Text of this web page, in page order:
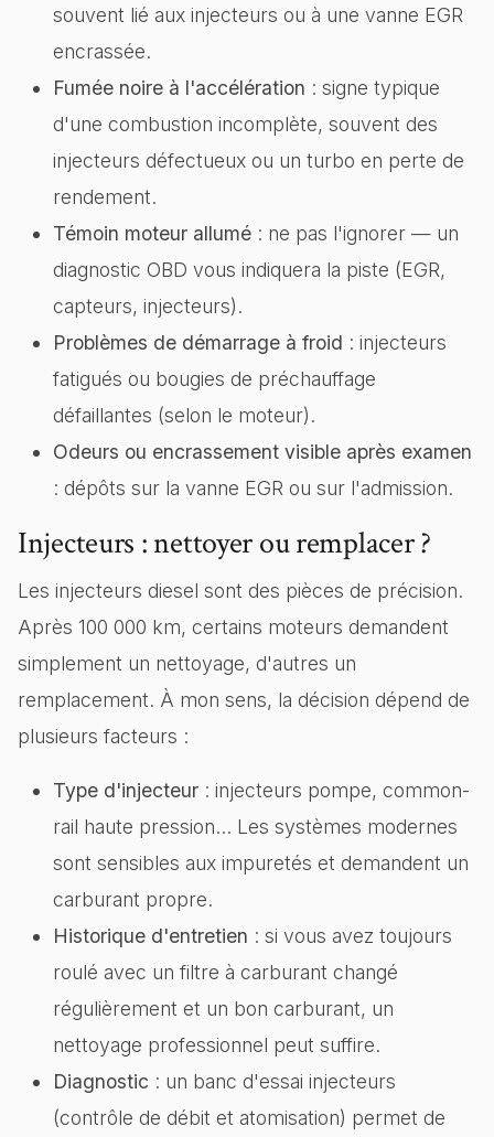
souvent lié aux injecteurs ou à une vanne EGR
encrassée.
Fumée noire à l'accélération : signe typique
d'une combustion incomplète, souvent des
injecteurs défectueux ou un turbo en perte de
rendement.
Témoin moteur allumé : ne pas l'ignorer — un
diagnostic OBD vous indiquera la piste (EGR,
capteurs, injecteurs).
Problèmes de démarrage à froid : injecteurs
fatigués ou bougies de préchauffage
défaillantes (selon le moteur).
Odeurs ou encrassement visible après examen
: dépôts sur la vanne EGR ou sur l'admission.
Injecteurs : nettoyer ou remplacer ?
Les injecteurs diesel sont des pièces de précision.
Après 100 000 km, certains moteurs demandent
simplement un nettoyage, d'autres un
remplacement. À mon sens, la décision dépend de
plusieurs facteurs :
Type d'injecteur : injecteurs pompe, common-
rail haute pression… Les systèmes modernes
sont sensibles aux impuretés et demandent un
carburant propre.
Historique d'entretien : si vous avez toujours
roulé avec un filtre à carburant changé
régulièrement et un bon carburant, un
nettoyage professionnel peut suffire.
Diagnostic : un banc d'essai injecteurs
(contrôle de débit et atomisation) permet de